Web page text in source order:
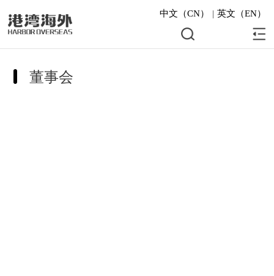
中文（CN） | 英文（EN）
董事会